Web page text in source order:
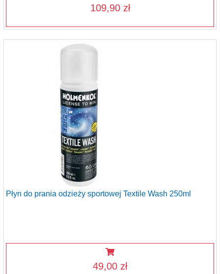
109,90 zł
Płyn do prania odzieży sportowej Textile Wash 250ml
49,00 zł